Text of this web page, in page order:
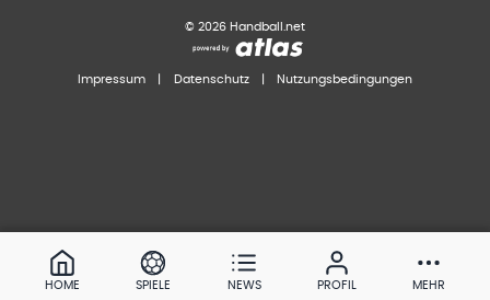
© 2026 Handball.net
Impressum Datenschutz Nutzungsbedingungen
HOME SPIELE NEWS PROFIL MEHR